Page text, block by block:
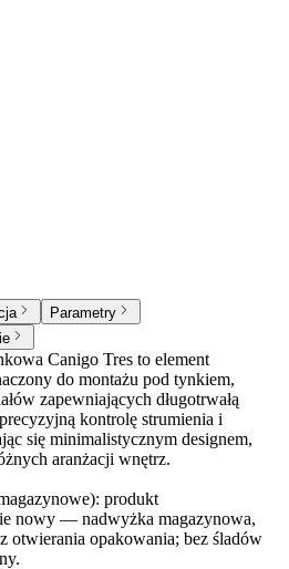
Parametry
Canigo Tres to element
do montażu pod tynkiem,
zapewniających długotrwałą
kontrolę strumienia i
się minimalistycznym designem,
aranżacji wnętrz.
produkt
nowy — nadwyżka magazynowa,
otwierania opakowania; bez śladów